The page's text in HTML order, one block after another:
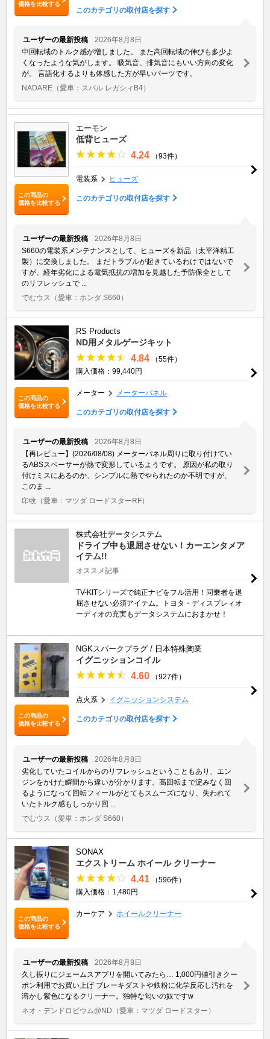
価格を比較する
このカテゴリの取付店を探す
ユーザーの最新投稿
2026年8月8日
中回転域のトルク感が増しました。 また高回転域の伸びも多少よ
くなったような気がします。 吸気音、排気音にもいい方向の変化
が。 言語化するよりも体感した方が早いパーツです。
NADARE （愛車：スバル レガシィB4）
この商品の
価格を比較する
エーモン
低背ヒューズ
4.24 （93件）
電装系 ヒューズ
このカテゴリの取付店を探す
ユーザーの最新投稿
2026年8月8日
S660の電装系メンテナンスとして、ヒューズを新品（太平洋精工
製）に交換しました。 ​まだトラブルが起きているわけではないで
すが、経年劣化による電気抵抗の増加を見越した予防保全として
のリフレッシュで ...
でむウス
（愛車：ホンダ S660）
この商品の
価格を比較する
RS Products
ND用メタルゲージキット
4.84
（55件）
購入価格：99,440円
メーター メーターパネル
このカテゴリの取付店を探す
ユーザーの最新投稿
2026年8月8日
【再レビュー】(2026/08/08) メーターパネル周りに取り付けてい
るABSスペーサーが熱で変形しているようです。 原因が私の取り
付けミスにあるのか、シンプルに熱でやられたのか不明ですが、
このま ...
印牧 （愛車：マツダ ロードスターRF）
株式会社データシステム
ドライブ中も退屈させない！カーエンタメア
イテム!!
オススメ記事
TV-KITシリーズで純正ナビをフル活用！同乗者を退
屈させない必須アイテム。トヨタ・ディスプレィオ
ーディオの充実もデータシステムにおまかせ！
この商品の
価格を比較する
NGKスパークプラグ / 日本特殊陶業
イグニッションコイル
4.60 （927件）
点火系 イグニッションシステム
このカテゴリの取付店を探す
ユーザーの最新投稿
2026年8月8日
劣化していたコイルからのリフレッシュということもあり、エン
ジンをかけた瞬間から違いが分かります。高回転まで淀みなく回
るようになって回転フィールがとてもスムーズになり、失われて
いたトルク感もしっかり回 ...
でむウス
（愛車：ホンダ S660）
この商品の
価格を比較する
SONAX
エクストリーム ホイール クリーナー
4.41
（596件）
購入価格：1,480円
カーケア ホイールクリーナー
ユーザーの最新投稿
2026年8月8日
久し振りにジェームスアプリを開いてみたら… 1,000円値引きクー
ポン利用でお買い上げ ブレーキダストや鉄粉に化学反応し汚れを
溶かし紫色になるクリーナー。独特な匂いの奴ですw
ネオ・デンドロビウム@ND （愛車：マツダ ロードスター）